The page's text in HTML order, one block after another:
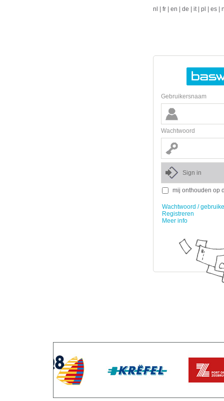
nl fr en de it| pl es
Gebruikersnaam
Wachtwoord
mij onthouden op
Wachtwoord /
Registreren
Meer info